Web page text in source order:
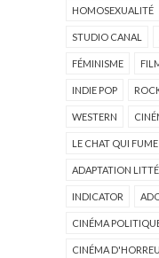
HOMOSEXUALITÉ
STUDIO CANAL
FÉMINISME
INDIE POP
WESTERN
LE CHAT QUI FUME
ADAPTATION
INDICATOR
CINÉMA
CINÉMA